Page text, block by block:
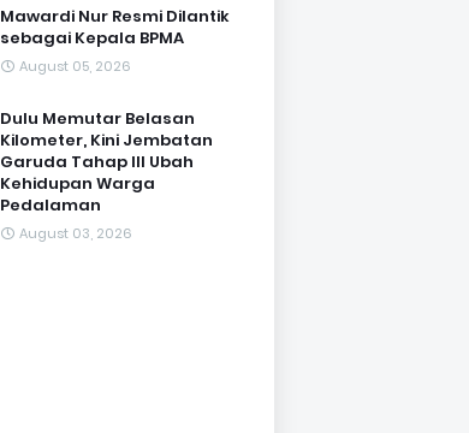
Mawardi Nur Resmi Dilantik
sebagai Kepala BPMA
August 05, 2026
Dulu Memutar Belasan
Kilometer, Kini Jembatan
Garuda Tahap III Ubah
Kehidupan Warga
Pedalaman ‎
August 03, 2026